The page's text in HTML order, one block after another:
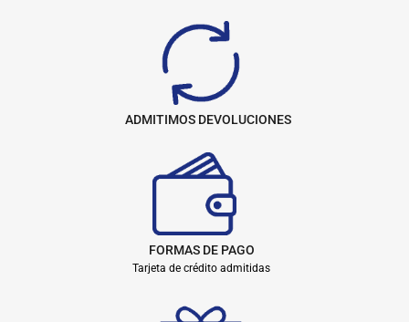
ADMITIMOS DEVOLUCIONES
FORMAS DE PAGO
Tarjeta de crédito admitidas